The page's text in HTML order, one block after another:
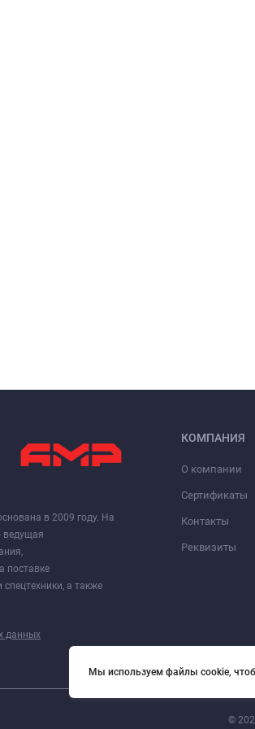
в 2009 году. На
ведущая
поставке
спецтехники, а также
данных
КОМПАНИЯ
О компании
Сертификаты
Контакты
Реквизиты
©
Мы используем файлы cookie,